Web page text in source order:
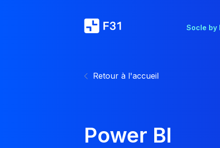
Socle by
Retour à l'accueil
Power BI